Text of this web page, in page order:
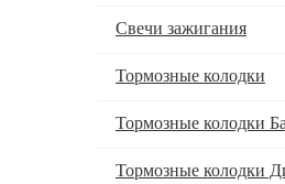
Свечи зажигания
Тормозные колодки
Тормозные колодки
Тормозные колодки